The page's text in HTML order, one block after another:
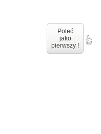
Poleć
jako
pierwszy !